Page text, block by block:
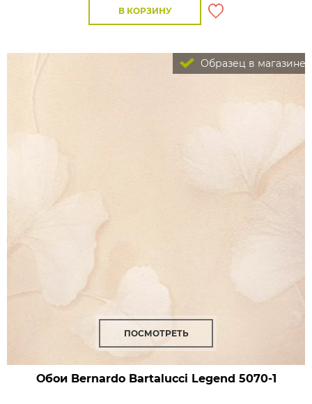
В КОРЗИНУ
Образец в магазине
ПОСМОТРЕТЬ
Обои Bernardo Bartalucci Legend 5070-1